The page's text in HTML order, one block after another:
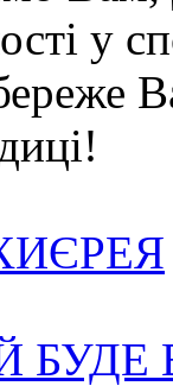
у
БУДЕ